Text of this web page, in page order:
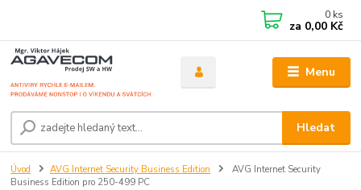
Menu
Hledat
0 ks
za 0,00 Kč
Úvod AVG Internet Security Business Edition
AVG Internet Security
Business Edition pro 250-499 PC